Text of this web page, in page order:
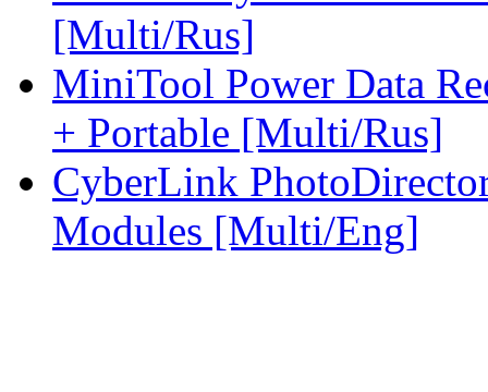
[Multi/Rus]
MiniTool Power Data
+ Portable [Multi/Rus]
CyberLink
Modules [Multi/Eng]